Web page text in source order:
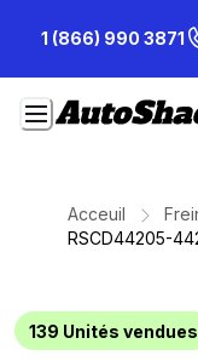
contenu
1 (866) 990 3871
Acceuil
RSCD44205-
139 Unités vendues